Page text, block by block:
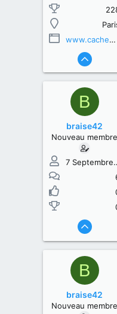
www.cachem.fr
B
braise42
Nouveau membre
7
B
braise42
Nouveau membre